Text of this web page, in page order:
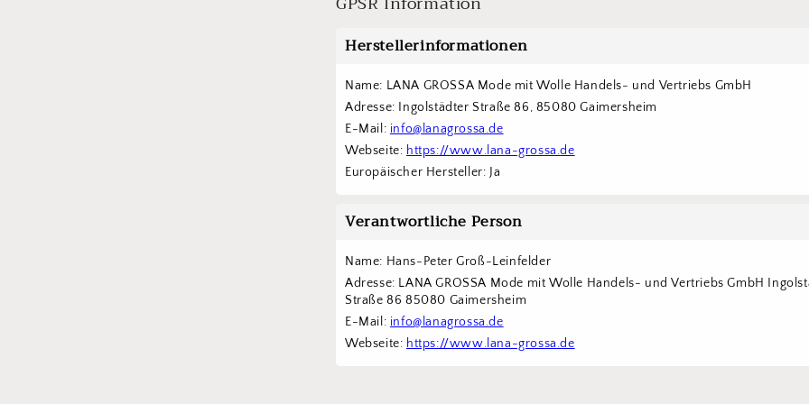
Herstellerinformationen
Name: LANA GROSSA Mode mit Wolle Handels- und Vertriebs GmbH
Adresse: Ingolstädter Straße 86, 85080 Gaimersheim
E-Mail: info@lanagrossa.de
Webseite: https://www.lana-grossa.de
Europäischer Hersteller: Ja
Verantwortliche Person
Name: Hans-Peter Groß-Leinfelder
Adresse: LANA GROSSA Mode mit Wolle Handels- und Vertriebs GmbH
Straße 86 85080 Gaimersheim
E-Mail: info@lanagrossa.de
Webseite: https://www.lana-grossa.de